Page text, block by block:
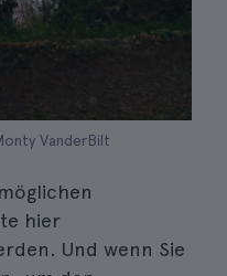
VanderBilt
hier
Und wenn Sie